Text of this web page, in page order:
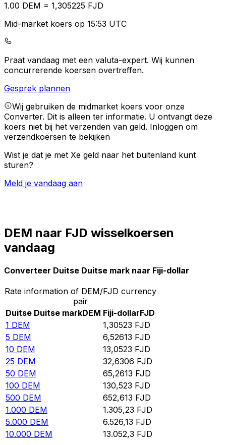
1.00 DEM = 1,305225 FJD
Mid-market koers op 15:53 UTC
Praat vandaag met een valuta-expert. Wij kunnen
concurrerende koersen overtreffen.
Gesprek plannen
Wij gebruiken de midmarket koers voor onze
Converter. Dit is alleen ter informatie. U ontvangt deze
koers niet bij het verzenden van geld. Inloggen om
verzendkoersen te bekijken
Wist je dat je met Xe geld naar het buitenland kunt
sturen?
Meld je vandaag aan
DEM naar FJD wisselkoersen
vandaag
Converteer Duitse Duitse mark naar Fiji-dollar
Rate information of DEM/FJD currency
pair
Duitse Duitse markDEM Fiji-dollarFJD
1 DEM 1,30523 FJD
5 DEM 6,52613 FJD
10 DEM 13,0523 FJD
25 DEM 32,6306 FJD
50 DEM 65,2613 FJD
100 DEM 130,523 FJD
500 DEM 652,613 FJD
1.000 DEM 1.305,23 FJD
5.000 DEM 6.526,13 FJD
10.000 DEM 13.052,3 FJD